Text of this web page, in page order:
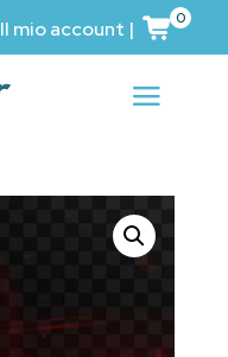
Il mio account | 0